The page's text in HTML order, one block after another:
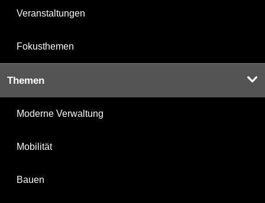
Veranstaltungen
Fokusthemen
Themen
Moderne Verwaltung
Mobilität
Bauen